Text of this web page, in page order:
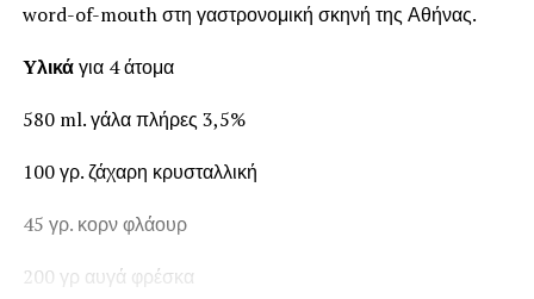
word-of-mouth στη γαστρονομική σκηνή της Αθήνας.
Yλικάγια 4 άτομα
580 ml. γάλα πλήρες 3,5%
100 γρ. ζάχαρη κρυσταλλική
45 γρ. κορν φλάουρ
200 γρ αυγά φρέσκα